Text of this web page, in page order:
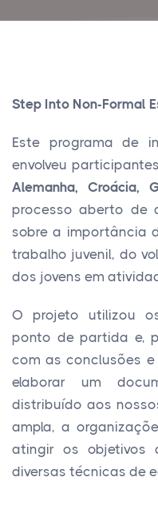
Step Into Non-Formal
Este programa de
envolveu
Alemanha, Croácia,
processo aberto de
sobre a importância
trabalho juvenil, do
dos jovens em
O projeto utilizou
ponto de partida e,
com as conclusões
elaborar um
distribuído aos
ampla, a
atingir os objetivos
diversas técnicas de